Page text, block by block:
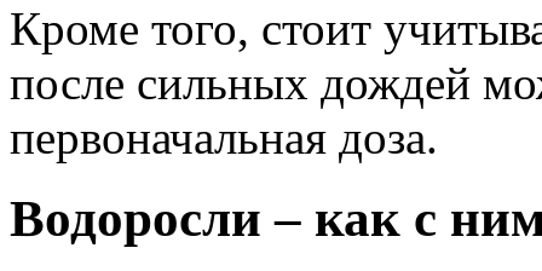
Кроме того, стоит
после сильных дождей
первоначальная доза.
Водоросли – как с